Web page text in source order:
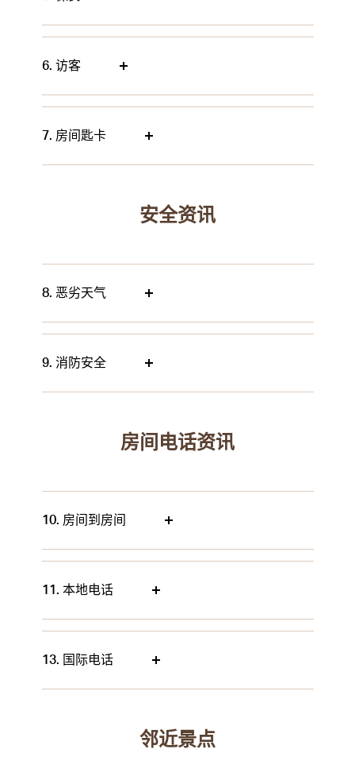
6. 访客
7. 房间匙卡
安全资讯
8. 恶劣天气
9. 消防安全
房间电话资讯
10. 房间到房间
11. 本地电话
13. 国际电话
邻近景点